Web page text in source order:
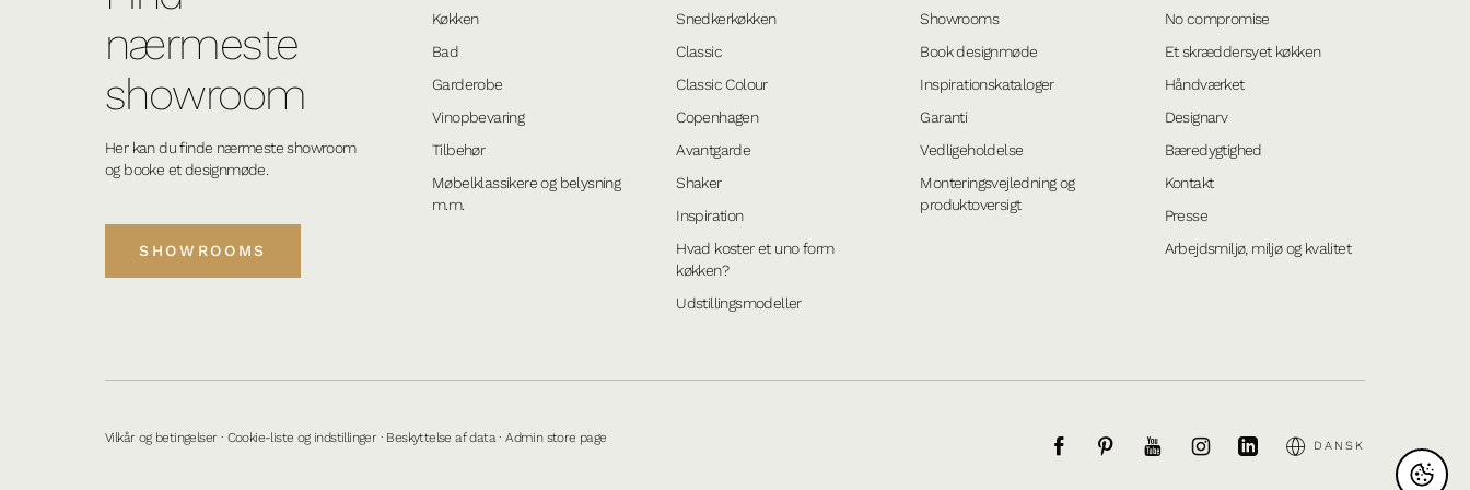
nærmeste
showroom
Her kan du finde nærmeste showroom
og booke et designmøde.
SHOWROOMS
Køkken
Bad
Garderobe
Vinopbevaring
Tilbehør
Møbelklassikere og belysning
m.m.
Snedkerkøkken
Classic
Classic Colour
Copenhagen
Avantgarde
Shaker
Inspiration
Hvad koster et uno form
køkken?
Udstillingsmodeller
Showrooms
Book designmøde
Inspirationskataloger
Garanti
Vedligeholdelse
Monteringsvejledning og
produktoversigt
No compromise
Et skræddersyet køkken
Håndværket
Designarv
Bæredygtighed
Kontakt
Presse
Arbejdsmiljø, miljø og kvalitet
Vilkår og betingelser · Cookie-liste og indstillinger · Beskyttelse af data · Admin store page
DANSK